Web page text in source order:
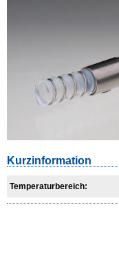
Kurzinformation
Temperaturbereich: